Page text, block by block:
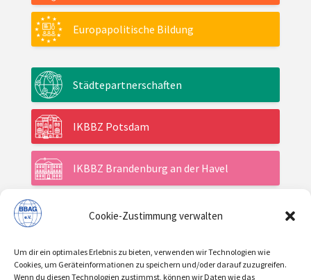
Cookie-Zustimmung verwalten
Um dir ein optimales Erlebnis zu bieten, verwenden wir Technologien wie
Cookies, um Geräteinformationen zu speichern und/oder darauf zuzugreifen.
Wenn du diesen Technologien zustimmst, können wir Daten wie das
Europapolitische Bildung
Städtepartnerschaften
IKBBZ Potsdam
IKBBZ Brandenburg an der Havel
Veranstaltungen